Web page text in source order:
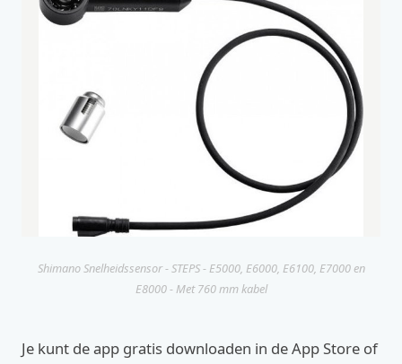
Shimano Snelheidssensor - STEPS - E5000, E6000, E6100, E7000 en
E8000 - Met 760 mm kabel
Je kunt de app gratis downloaden in de App Store of